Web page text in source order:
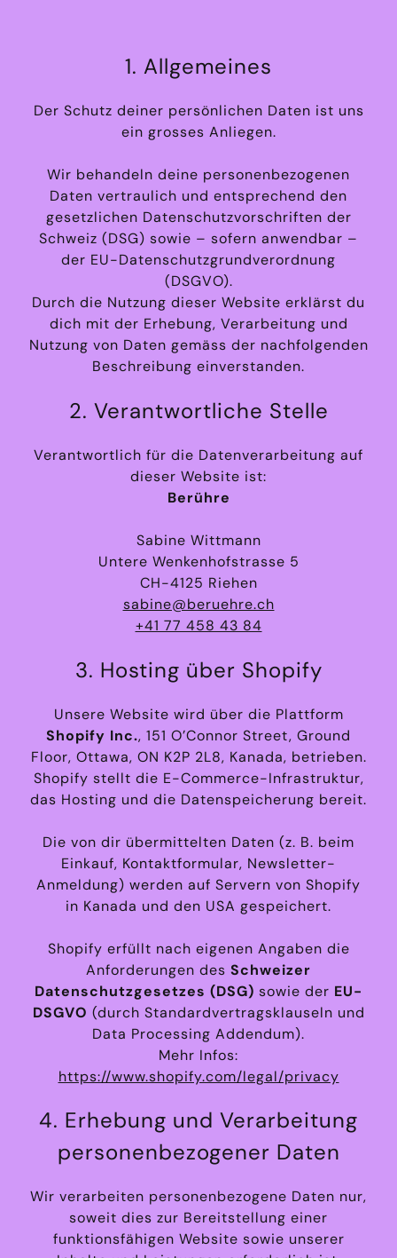
1. Allgemeines
Der Schutz deiner persönlichen Daten ist uns
ein grosses Anliegen.
Wir behandeln deine personenbezogenen
Daten vertraulich und entsprechend den
gesetzlichen Datenschutzvorschriften der
Schweiz (DSG) sowie – sofern anwendbar –
der EU-Datenschutzgrundverordnung
(DSGVO).
Durch die Nutzung dieser Website erklärst du
dich mit der Erhebung, Verarbeitung und
Nutzung von Daten gemäss der nachfolgenden
Beschreibung einverstanden.
2. Verantwortliche Stelle
Verantwortlich für die Datenverarbeitung auf
dieser Website ist:
Berühre
Sabine Wittmann
Untere Wenkenhofstrasse 5
CH-4125 Riehen
sabine@beruehre.ch
+41 77 458 43 84
3. Hosting über Shopify
Unsere Website wird über die Plattform
Shopify Inc., 151 O’Connor Street, Ground
Floor, Ottawa, ON K2P 2L8, Kanada, betrieben.
Shopify stellt die E-Commerce-Infrastruktur,
das Hosting und die Datenspeicherung bereit.
Die von dir übermittelten Daten (z. B. beim
Einkauf, Kontaktformular, Newsletter-
Anmeldung) werden auf Servern von Shopify
in Kanada und den USA gespeichert.
Shopify erfüllt nach eigenen Angaben die
Anforderungen des Schweizer
Datenschutzgesetzes (DSG) sowie der EU-
DSGVO (durch Standardvertragsklauseln und
Data Processing Addendum).
Mehr Infos:
https://www.shopify.com/legal/privacy
4. Erhebung und Verarbeitung
personenbezogener Daten
Wir verarbeiten personenbezogene Daten nur,
soweit dies zur Bereitstellung einer
funktionsfähigen Website sowie unserer